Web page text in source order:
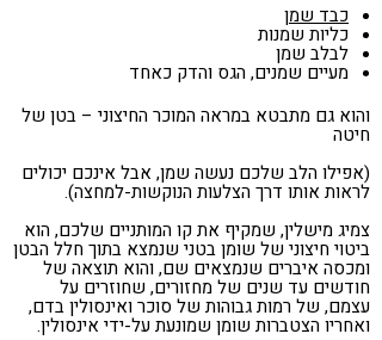
כבד שמן
כליות שמנות
לבלב שמן
מעיים שמנים, הגס והדק כאחד
והוא גם מתבטא במראה המוכר החיצוני – בטן של
חיטה
(אפילו הלב שלכם נעשה שמן, אבל אינכם יכולים
לראות אותו דרך הצלעות הנוקשות-למחצה).
צמיג מישלין, שמקיף את קו המותניים שלכם, הוא
ביטוי חיצוני של שומן בטני שנמצא בתוך חלל הבטן
ומכסה איברים שנמצאים שם, והוא תוצאה של
חודשים עד שנים של מחזורים, שחוזרים על
עצמם, של רמות גבוהות של סוכר ואינסולין בדם,
ואחריו הצטברות שומן שמונעת על-ידי אינסולין.